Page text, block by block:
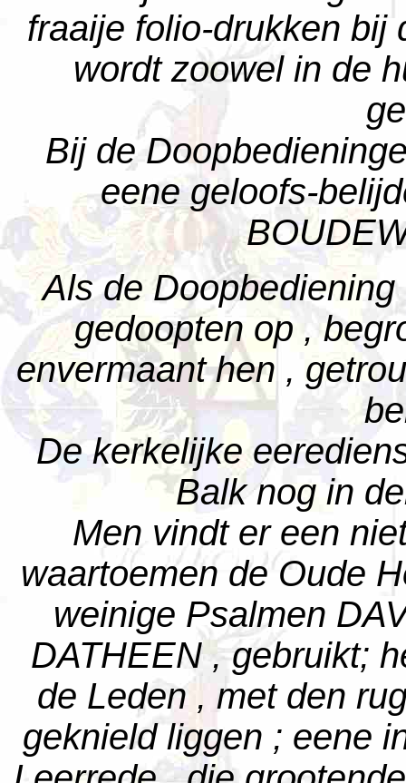
fraaije folio-drukken bij
wordt zoowel in de
Bij de
eene geloofs-
Als de
gedoopten op ,
envermaant hen ,
De kerkelijke
Balk nog in
Men vindt er een
waartoemen de Oude
weinige Psalmen
DATHEEN , gebruikt;
de Leden , met den
geknield liggen ; eene